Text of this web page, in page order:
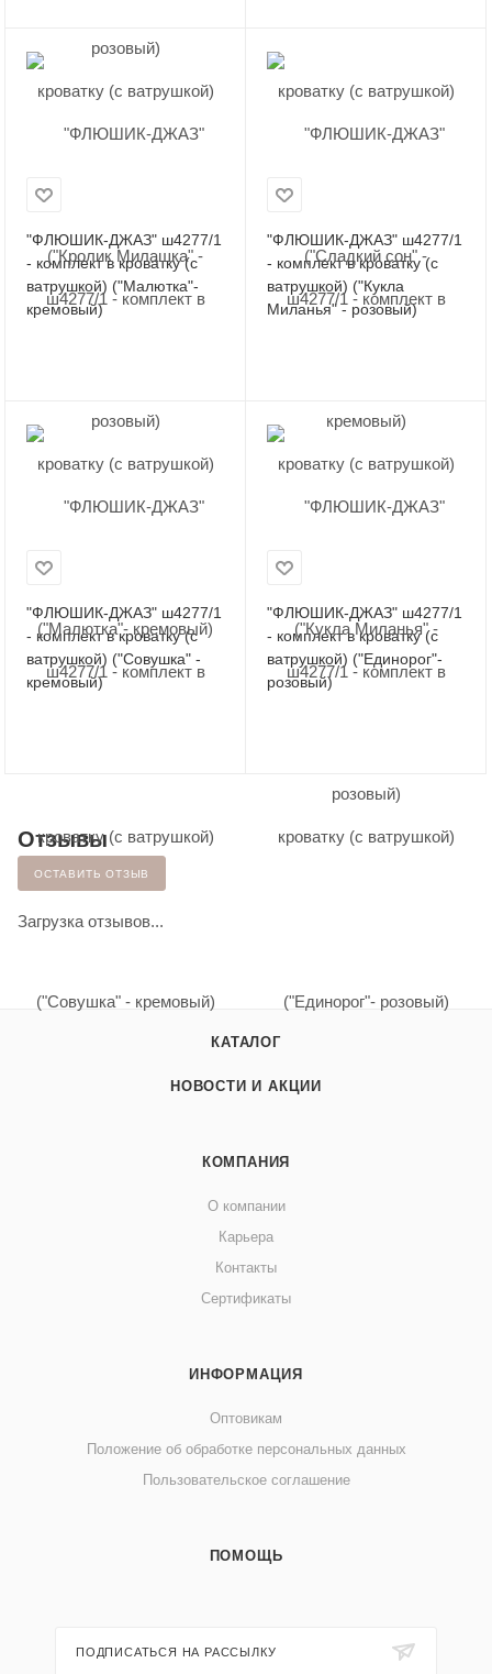
"ФЛЮШИК-ДЖАЗ" ш4277/1
- комплект в кроватку (с
ватрушкой) ("Малютка"-
кремовый)
"ФЛЮШИК-ДЖАЗ" ш4277/1
- комплект в кроватку (с
ватрушкой) ("Кукла
Миланья" - розовый)
"ФЛЮШИК-ДЖАЗ" ш4277/1
- комплект в кроватку (с
ватрушкой) ("Совушка" -
кремовый)
"ФЛЮШИК-ДЖАЗ" ш4277/1
- комплект в кроватку (с
ватрушкой) ("Единорог"-
розовый)
Отзывы
ОСТАВИТЬ ОТЗЫВ
Загрузка отзывов...
КАТАЛОГ
НОВОСТИ И АКЦИИ
КОМПАНИЯ
О компании
Карьера
Контакты
Сертификаты
ИНФОРМАЦИЯ
Оптовикам
Положение об обработке персональных данных
Пользовательское соглашение
ПОМОЩЬ
ПОДПИСАТЬСЯ НА РАССЫЛКУ